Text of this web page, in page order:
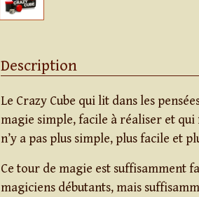
Description
Le Crazy Cube qui lit dans les
magie simple, facile à réaliser et
n’y a pas plus simple, plus facile et
Ce tour de magie est suffisamment
magiciens débutants, mais